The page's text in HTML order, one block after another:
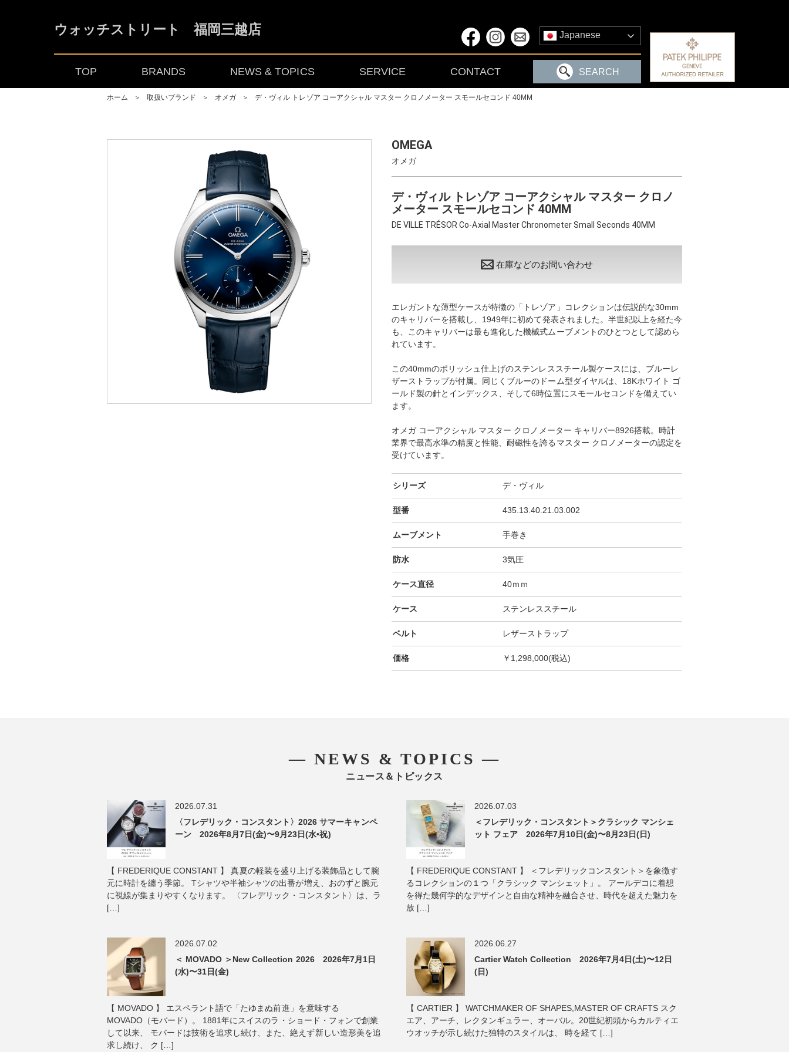
ウォッチストリート 福岡三越店 Japanese
TOP BRANDS NEWS & TOPICS SERVICE CONTACT SEARCH
ホーム ＞ 取扱いブランド ＞ オメガ ＞ デ・ヴィル トレゾア コーアクシャル マスター クロノメーター スモールセコンド 40MM
OMEGA
オメガ
デ・ヴィル トレゾア コーアクシャル マスター クロノ
メーター スモールセコンド 40MM
DE VILL E TRÉSOR Co-Axial Master Chronometer Small Seconds 40MM
在庫などのお問い合わせ
エレガントな薄型ケースが特徴の「トレゾア」コレクションは伝説的な30mm
のキャリバーを搭載し、1949年に初めて発表されました。半世紀以上を経た今
も、このキャリバーは最も進化した機械式ムーブメントのひとつとして認めら
れています。
この40mmのポリッシュ仕上げのステンレススチール製ケースには、ブルーレ
ザーストラップが付属。同じくブルーのドーム型ダイヤルは、18Kホワイト ゴ
ールド製の針とインデックス、そして6時位置にスモールセコンドを備えてい
ます。
オメガ コーアクシャル マスター クロノメーター キャリバー8926搭載。時計
業界で最高水準の精度と性能、耐磁性を誇るマスター クロノメーターの認定を
受けています。
シリーズ デ・ヴィル
型番 435.13.40.21.03.002
ムーブメント 手巻き
防水 3気圧
ケース直径 40ｍｍ
ケース ステンレススチール
ベルト レザーストラップ
価格 ￥1,298,000(税込)
― NEWS & TOPICS ―
ニュース＆トピックス
2026.07.31
〈フレデリック・コンスタント〉2026 サマーキャンペ
ーン 2026年8月7日(金)〜9月23日(水•祝)
【 FREDERIQUE CONSTANT 】 真夏の軽装を盛り上げる装飾品として腕
元に時計を纏う季節。 Tシャツや半袖シャツの出番が増え、おのずと腕元
に視線が集まりやすくなります。 〈フレデリック・コンスタント〉は、ラ
[…]
2026.07.03
＜フレデリック・コンスタント＞クラシック マンシェ
ット フェア 2026年7月10日(金)〜8月23日(日)
【 FREDERIQUE CONSTANT 】 ＜フレデリックコンスタント＞を象徴す
るコレクションの１つ「クラシック マンシェット」。 アールデコに着想
を得た幾何学的なデザインと自由な精神を融合させ、時代を超えた魅力を
放 […]
2026.07.02
＜ MOVADO ＞New Collection 2026 2026年7月1日
(水)〜31日(金)
【 MOVADO 】 エスペラント語で「たゆまぬ前進」を意味する
MOVADO（モバード）。 1881年にスイスのラ・ショード・フォンで創業
して以来、 モバードは技術を追求し続け、また、絶えず新しい造形美を追
求し続け、 ク […]
2026.06.27
Cartier Watch Collection 2026年7月4日(土)〜12日
(日)
【 CARTIER 】 WATCHMAKER OF SHAPES,MASTER OF CRAFTS スク
エア、アーチ、レクタンギュラー、オーバル。20世紀初頭からカルティエ
ウオッチが示し続けた独特のスタイルは、 時を経て […]